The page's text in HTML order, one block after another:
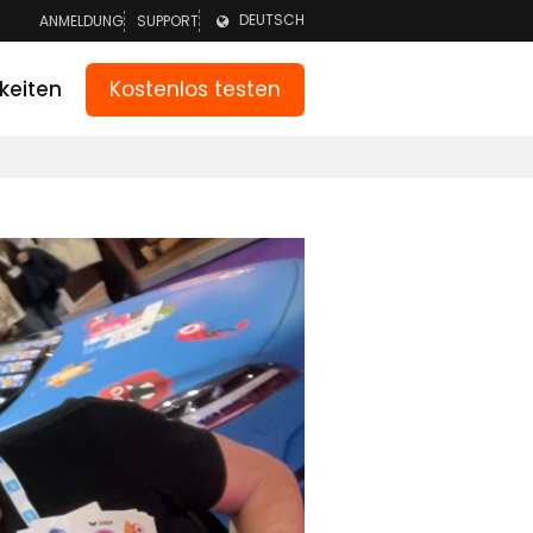
ANMELDUNG
ANMELDEN TEAM
ELTERN
SUPPORT DEUTSCH
NEDERLANDS
ENGLISH
Kostenlos testen